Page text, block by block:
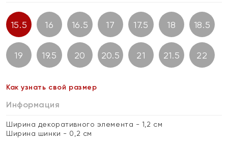
15.5 16 16.5 17 17.5 18 18.5
19 19.5 20 20.5 21 21.5 22
Как узнать свой размер
Информация
Ширина декоративного элемента - 1,2 см
Ширина шинки - 0,2 см